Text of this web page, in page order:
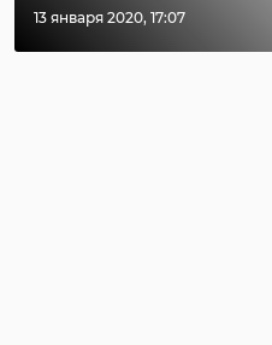
13 января 2020, 17:07